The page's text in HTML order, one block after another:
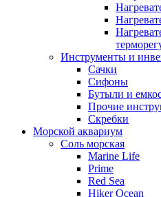
Инструменты и
Сачки
Сифоны
Бутыли и
Прочие
Скребки
Морской аквариум
Соль морская
Marine Life
Prime
Red Sea
Hiker Ocean